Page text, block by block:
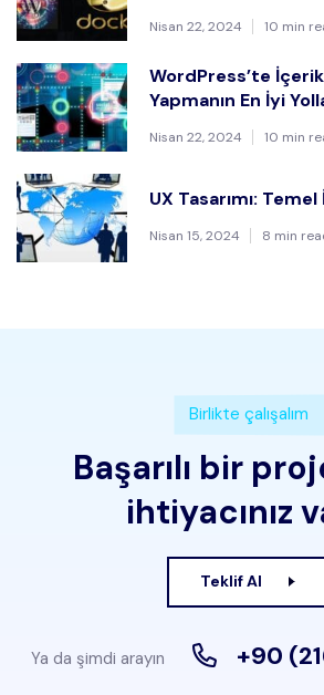
Nisan 22, 2024 10 min
WordPress’te
Yapmanın En İyi
Nisan 22, 2024 10 min
UX Tasarımı:
Nisan 15, 2024 8 min
Birlikte çalışalım
Başarılı bir
ihtiyacınız
Teklif Al
Ya da şimdi arayın +90